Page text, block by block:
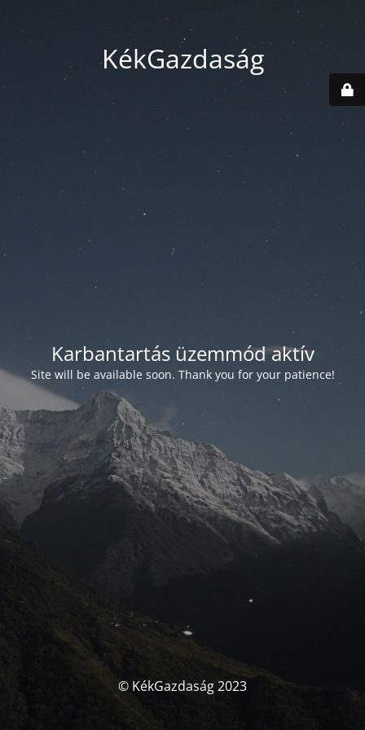
KékGazdaság
Karbantartás üzemmód aktív
Site will be available soon. Thank you for your patience!
© KékGazdaság 2023